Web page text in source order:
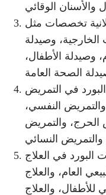
تخصصات مثل
الخارجية، وصيدلة
وصيدلة الأطفال،
في التمريض
النفسي،
الحرج، والتمريض
في العلاج
العام، والعلاج
للأطفال، والعلاج